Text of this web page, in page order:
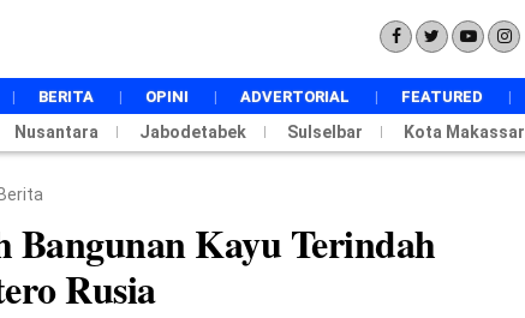
BERITA
NASIONAL
INTERNASIONAL
EKONOMI
DAERAH
OPINI ADVERTORIAL FEATURED
Nusantara Jabodetabek Sulselbar Kota Makassar
Berita
Bangunan Kayu Terindah
Rusia